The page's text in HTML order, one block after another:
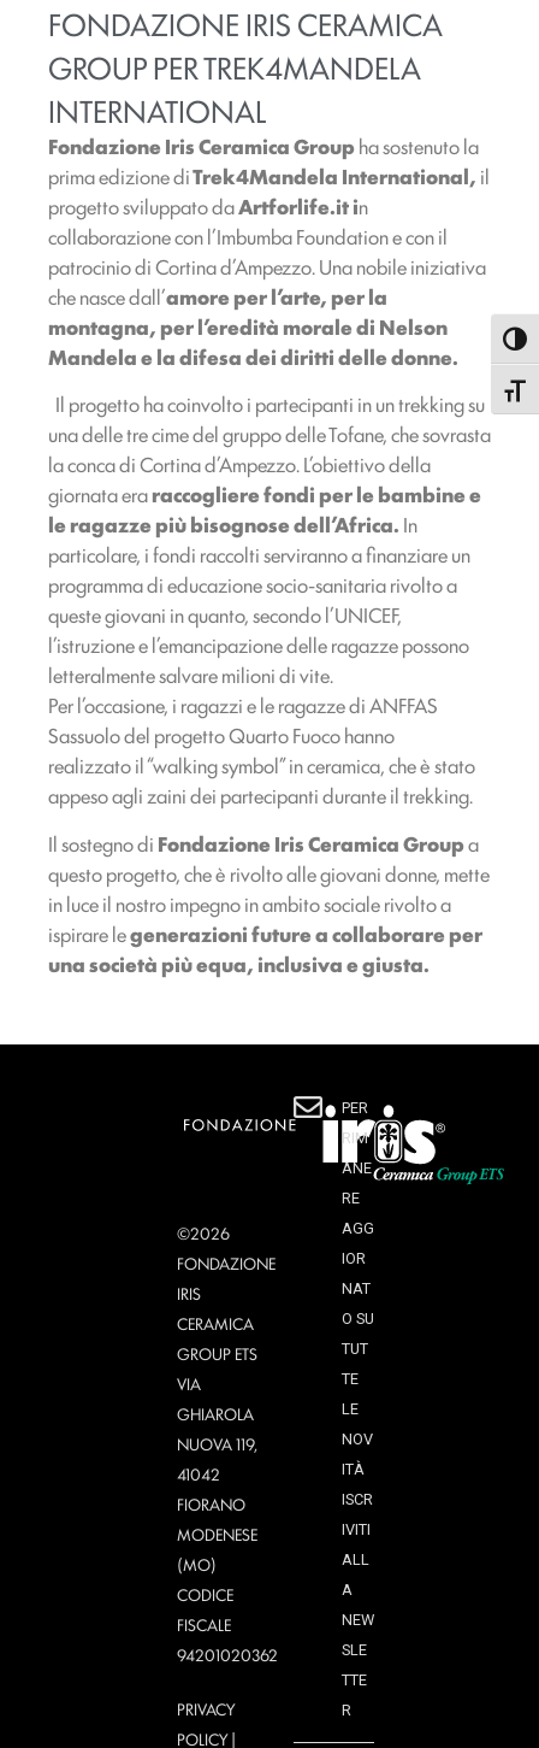
FONDAZIONE IRIS CERAMICA
GROUP PER TREK4MANDELA
INTERNATIONAL
Fondazione Iris Ceramica Groupha sostenuto la
prima edizione diTrek4Mandela International, il
progetto sviluppato daArtforlife.it in
collaborazione con l’Imbumba Foundation e con il
patrocinio di Cortina d’Ampezzo. Una nobile iniziativa
che nasce dall’amore per l’arte, per la
montagna, per l’eredità morale di Nelson
Mandela e la difesa dei diritti delle donne.
Il progetto ha coinvolto i partecipanti in un trekking su
una delle tre cime del gruppo delle Tofane, che sovrasta
la conca di Cortina d’Ampezzo. L’obiettivo della
giornata eraraccogliere fondi per le bambine e
le ragazze più bisognose dell’Africa. In
particolare, i fondi raccolti serviranno a finanziare un
programma di educazione socio-sanitaria rivolto a
queste giovani in quanto, secondo l’UNICEF,
l’istruzione e l’emancipazione delle ragazze possono
letteralmente salvare milioni di vite.
Per l’occasione, i ragazzi e le ragazze di ANFFAS
Sassuolo del progetto Quarto Fuoco hanno
realizzato il “walking symbol” in ceramica, che è stato
appeso agli zaini dei partecipanti durante il trekking.
Il sostegno di Fondazione Iris Ceramica Groupa
questo progetto, che è rivolto alle giovani donne, mette
in luce il nostro impegno in ambito sociale rivolto a
ispirare legenerazioni future a collaborare per
una società più equa, inclusiva e giusta.
©2026
FONDAZIONE
IRIS
CERAMICA
GROUP ETS
VIA
GHIAROLA
NUOVA 119,
41042
FIORANO
MODENESE
(MO)
CODICE
FISCALE
94201020362
PRIVACY
POLICY|
PER
RIM
ANE
RE
AGG
IOR
NAT
O SU
TUT
TE
LE
NOV
ITÀ
ISCR
IVITI
ALL
A
NEW
SLE
TTE
R